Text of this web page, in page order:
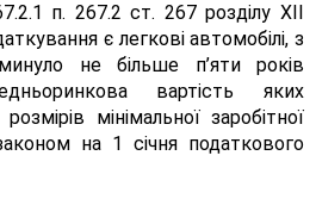
п. 267.2 ст. 267 розділу XII
є легкові автомобілі, з
не більше п’яти років
вартість яких
мінімальної заробітної
на 1 січня податкового